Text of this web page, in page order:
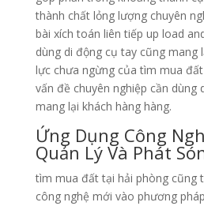
thành chất lỏng lượng chuyên
bài xích toán liên tiếp up load
dùng di động cụ tay cũng mang
lực chưa ngừng của tìm mua
vấn đề chuyên nghiệp cần dùng
mang lại khách hàng hàng.
Ứng Dụng Công
Quản Lý Và Phát
tìm mua đất tại hải phòng cũng
công nghệ mới vào phương